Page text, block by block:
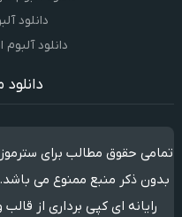
دانلود
دانلود
تمامی حقوق مطالب برای
رایانه ای کپی برداری از